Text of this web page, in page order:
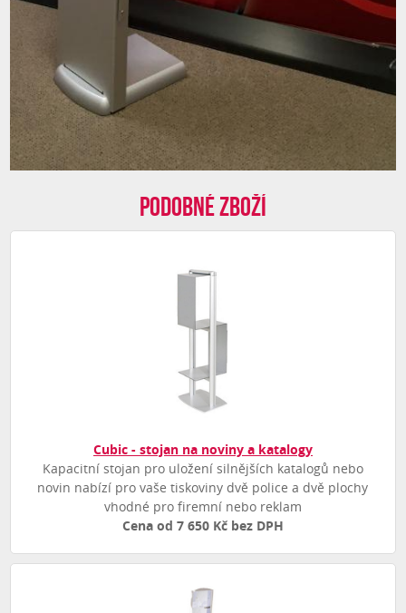
Podobné zboží
Cubic - stojan na noviny a katalogy
Kapacitní stojan pro uložení silnějších katalogů nebo
novin nabízí pro vaše tiskoviny dvě police a dvě plochy
vhodné pro firemní nebo reklam
Cena od 7 650 Kč bez DPH